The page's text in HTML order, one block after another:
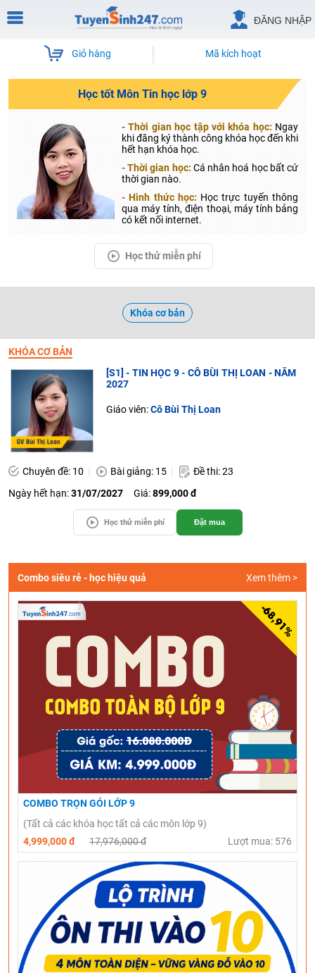
ĐĂNG NHẬP
Giỏ hàng Mã kích hoạt
Học tốt Môn Tin học lớp 9
- Thời gian học tập với khóa học: Ngay
khi đăng ký thành công khóa học đến khi
hết hạn khóa học.
- Thời gian học: Cá nhân hoá học bất cứ
thời gian nào.
- Hình thức học: Học trực tuyến thông
qua máy tính, điện thoại, máy tính bảng
có kết nối internet.
Học thử miễn phí
Khóa cơ bản
KHÓA CƠ BẢN
[S1] - TIN HỌC 9 - CÔ BÙI THỊ LOAN - NĂM
2027
Giáo viên:Cô Bùi Thị Loan
Chuyên đề: 10 Bài giảng: 15
Đề thi: 23
Ngày hết hạn:31/07/2027 Giá:899,000 đ
Học thử miễn phí Đặt mua
Combo siêu rẻ - học hiệu quả Xem thêm >
COMBO TRỌN GÓI LỚP 9
(Tất cả các khóa học tất cả các môn lớp 9)
4,999,000 đ
17,976,000 đ Lượt mua: 576